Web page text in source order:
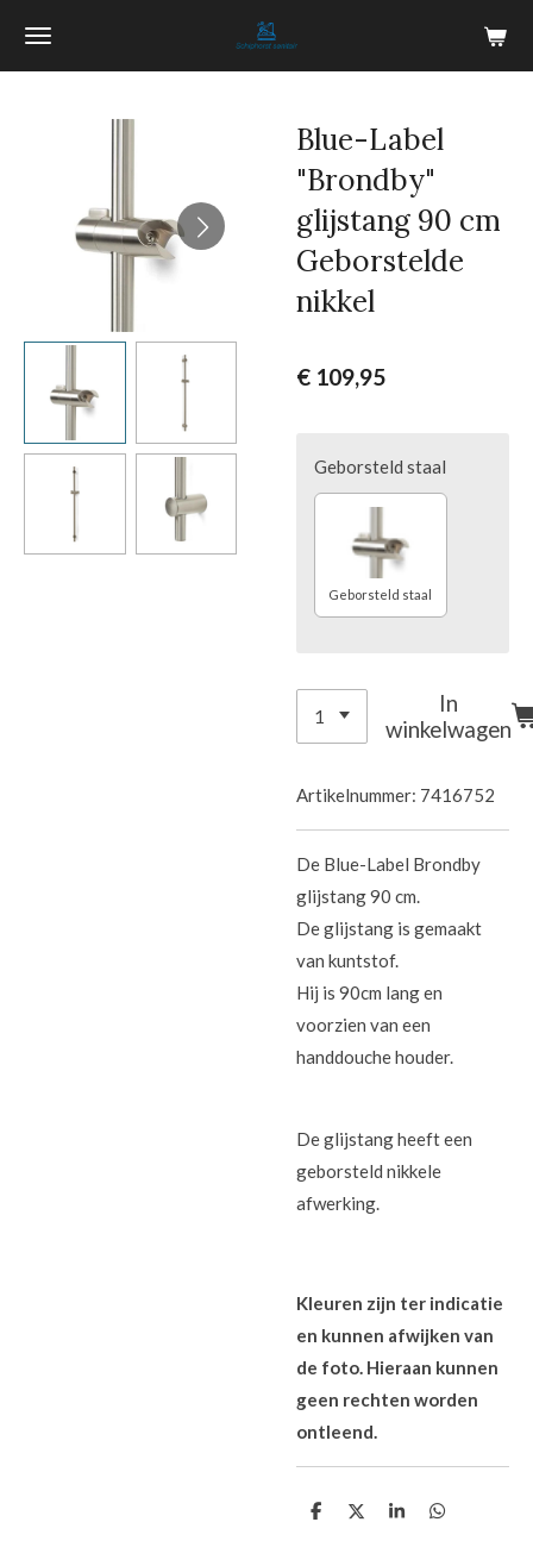
Ga
Blue-Label
"Brondby"
glijstang 90 cm
Geborstelde
nikkel
€ 109,95
Geborsteld staal
Geborsteld staal
In
winkelwagen
Artikelnummer: 7416752
De Blue-Label Brondby
glijstang 90 cm.
De glijstang is gemaakt
van kuntstof.
Hij is 90cm lang en
voorzien van een
handdouche houder.
De glijstang heeft een
geborsteld nikkele
afwerking.
Kleuren zijn ter indicatie
en kunnen afwijken van
de foto. Hieraan kunnen
geen rechten worden
ontleend.
D
D
S
D